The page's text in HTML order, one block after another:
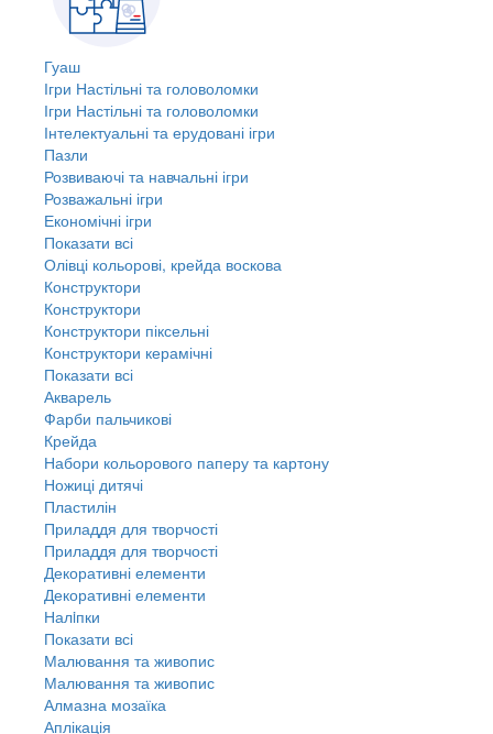
Гуаш
Ігри Настільні та головоломки
Ігри Настільні та головоломки
Інтелектуальні та ерудовані ігри
Пазли
Розвиваючі та навчальні ігри
Розважальні ігри
Економічні ігри
Показати всі
Олівці кольорові, крейда воскова
Конструктори
Конструктори
Конструктори піксельні
Конструктори керамічні
Показати всі
Акварель
Фарби пальчикові
Крейда
Набори кольорового паперу та картону
Ножиці дитячі
Пластилін
Приладдя для творчості
Приладдя для творчості
Декоративні елементи
Декоративні елементи
Налiпки
Показати всі
Малювання та живопис
Малювання та живопис
Алмазна мозаїка
Аплікація